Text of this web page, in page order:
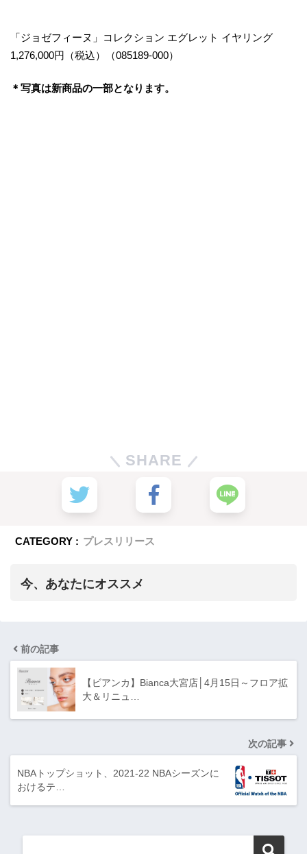
「ジョゼフィーヌ」コレクション エグレット イヤリング
1,276,000円（税込）（085189-000）
＊写真は新商品の一部となります。
SHARE
CATEGORY : プレスリリース
今、あなたにオススメ
前の記事
【ビアンカ】Bianca大宮店│4月15日～フロア拡
大＆リニュ…
次の記事
NBAトップショット、2021-22 NBAシーズンに
おけるテ…